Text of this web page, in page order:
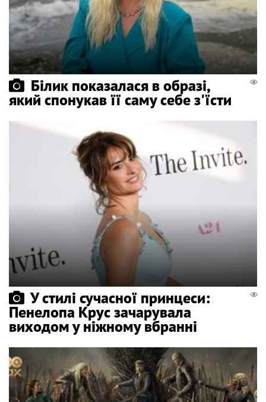
Білик показалася в образі,
який спонукав її саму себе з'їсти
У стилі сучасної принцеси:
Пенелопа Крус зачарувала
виходом у ніжному вбранні